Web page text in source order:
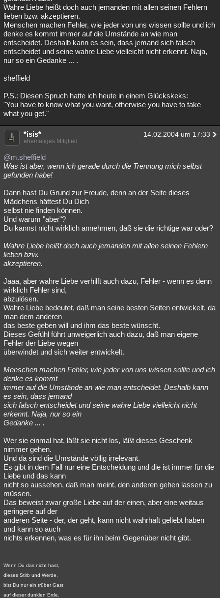
Wahre Liebe heißt doch auch jemanden mit allen seinen Fehlern
lieben bzw. akzeptieren.
Menschen machen Fehler, wie jeder von uns wissen sollte und ich
denke es kommt immer auf die Umstände an wie man
entscheidet. Deshalb kann es sein, dass jemand sich falsch
entscheidet und seine wahre Liebe vielleicht nicht erkennt. Naja,
nur so ein Gedanke ... .
sheffield
P.S.: Diesen Spruch hatte ich heute in einem Glückskeks:
"You have to know what you want, otherwise you have to take
what you get."
*isis* 14.02.2004 um 17:33
ehemaliges Mitglied
@m.sheffield
Was ist aber, wenn ich gerade durch die Trennung mich selbst
gefunden habe!
Dann hast Du Grund zur Freude, denn an der Seite dieses
Mädchens hättest Du Dich
selbst nie finden können.
Und warum "aber"?
Du kannst nicht wirklich annehmen, daß sie die richtige war oder?
Wahre Liebe heißt doch auch jemanden mit allen seinen Fehlern
lieben bzw.
akzeptieren.
Jaaa, aber wahre Liebe verhilft auch dazu, Fehler - wenn es denn
wirklich Fehler sind,
abzulösen.
Wahre Liebe bedeutet, daß man seine besten Seiten entwickelt, da
man dem anderen
das beste geben will und ihm das beste wünscht.
Dieses Gefühl führt unweigerlich auch dazu, daß man eigene
Fehler der Liebe wegen
überwindet und sich weiter entwickelt.
Menschen machen Fehler, wie jeder von uns wissen sollte und ich
denke es kommt
immer auf die Umstände an wie man entscheidet. Deshalb kann
es sein, dass jemand
sich falsch entscheidet und seine wahre Liebe vielleicht nicht
erkennt. Naja, nur so ein
Gedanke ... .
Wer sie einmal hat, läßt sie nicht los, läßt dieses Geschenk
nimmer gehen.
Und da sind die Umstände völlig irrelevant.
Es gibt in dem Fall nur eine Entscheidung und die ist immer für die
Liebe und das kann
nicht so aussehen, daß man meint, den anderen gehen lassen zu
müssen.
Das beweist zwar große Liebe auf der einen, aber eine weitaus
geringere auf der
anderen Seite - der, der geht, kann nicht wahrhaft geliebt haben
und kann so auch
nichts erkennen, was es für ihn beim Gegenüber nicht gibt.
Wenn Du das nicht hast,
dieses Stirb und Werde,
bist Du nur ein trüber Gast
auf dieser dunklen Erde.